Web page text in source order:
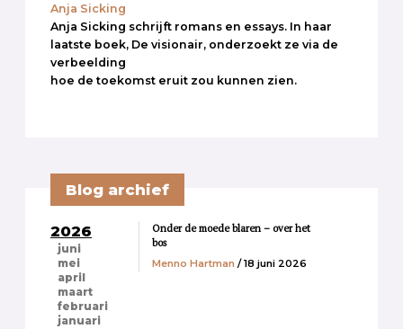
Anja Sicking
Anja Sicking schrijft romans en essays. In haar
laatste boek, De visionair, onderzoekt ze via de
verbeelding
hoe de toekomst eruit zou kunnen zien.
Blog archief
2026
juni
mei
april
maart
februari
januari
Onder de moede blaren – over het
bos
Menno Hartman / 18 juni 2026